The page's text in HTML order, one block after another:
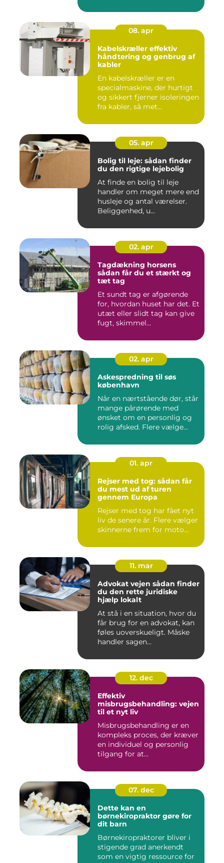
08. apr
Kabelskræller effektiv
håndtering og genbrug af
kabler
En kabelskræller er en
specialmaskine, der hurtigt
og sikkert fjerner isoleringen
fra kabler, så met...
05. apr
Bolig til leje: sådan finder
du den rigtige lejebolig
At finde en bolig til leje
handler om meget mere end
husleje og antal værelser.
Beliggenhed, u...
02. apr
Tagdækning horsens
sådan får du et stærkt og
tæt tag
Et sundt tag er afgørende
for, hvordan huset har det. Et
utæt eller slidt tag kan give
fugt, skimmel...
02. apr
Askespredning til søs
københavn
Når en nærtstående dør, står
mange pårørende med
ønsket om en personlig og
rolig afsked. Flere vælge...
01. apr
Rejser med tog: sådan får
du mest ud af turen
gennem Europa
Rejser med tog har fået nyt
liv de senere år. Flere vælger
skinnerne frem for moto...
11. mar
Advokat vejen sådan finder
du den rette juridiske
hjælp lokalt
At stå i en situation, hvor du
får brug for en advokat, kan
føles uoverskueligt. Måske
handler sagen...
12. dec
Effektiv
misbrugsbehandling: vejen
til et nyt liv
Misbrugsbehandling er en
kompleks proces, der kræver
en individuel og personlig
tilgang for at...
07. dec
Dette kan en
børnekiropraktor gøre for
dit barn
Børnekiropraktorer bliver i
stigende grad anerkendt
som en vigtig ressource for